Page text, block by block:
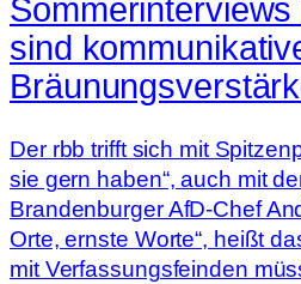
Sommerinterviews
sind
Der rbb trifft sich mit
sie gern haben“, auch mit
Brandenburger AfD-Chef
Orte, ernste Worte“, heißt
mit Verfassungsfeinden